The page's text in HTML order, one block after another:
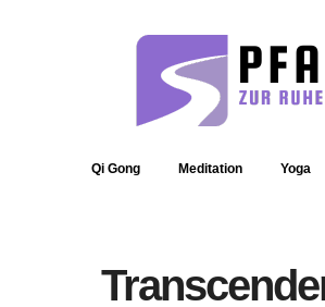
Qi Gong Meditation Yoga